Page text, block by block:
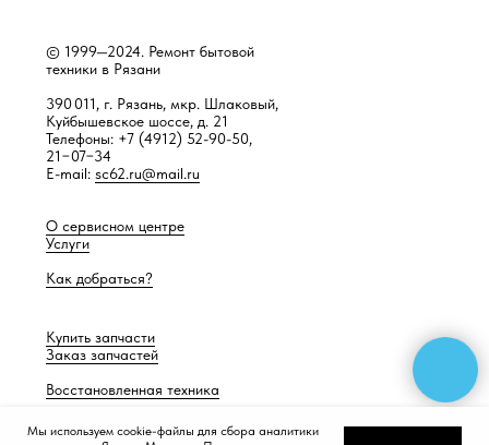
© 1999—2024. Ремонт бытовой
техники в Рязани
390 011, г. Рязань, мкр. Шлаковый,
Куйбышевское шоссе, д. 21
Телефоны: +7 (4912) 52-90-50,
21−07−34
E-mail: sc62.ru@mail.ru
О сервисном центре
Услуги
Как добраться?
Купить запчасти
Заказ запчастей
Восстановленная техника
Мы используем cookie-файлы для сбора аналитики